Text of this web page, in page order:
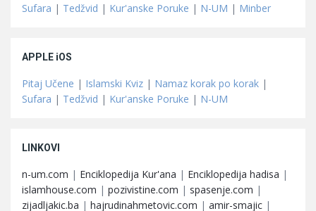
Sufara | Tedžvid | Kur'anske Poruke | N-UM | Minber
APPLE iOS
Pitaj Učene | Islamski Kviz | Namaz korak po korak |
Sufara | Tedžvid | Kur'anske Poruke | N-UM
LINKOVI
n-um.com | Enciklopedija Kur'ana | Enciklopedija hadisa |
islamhouse.com | pozivistine.com | spasenje.com |
zijadljakic.ba | hajrudinahmetovic.com | amir-smajic |